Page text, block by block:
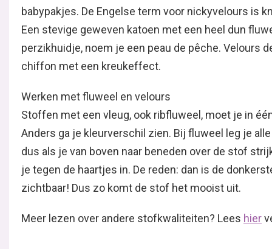
babypakjes. De Engelse term voor nickyvelours is
Een stevige geweven katoen met een heel dun
perzikhuidje, noem je een peau de pêche. Velours
chiffon met een kreukeffect.
Werken met fluweel en velours
Stoffen met een vleug, ook ribfluweel, moet je in
Anders ga je kleurverschil zien. Bij fluweel leg je
dus als je van boven naar beneden over de stof
je tegen de haartjes in. De reden: dan is de
zichtbaar! Dus zo komt de stof het mooist uit.
Meer lezen over andere stofkwaliteiten? Lees hier